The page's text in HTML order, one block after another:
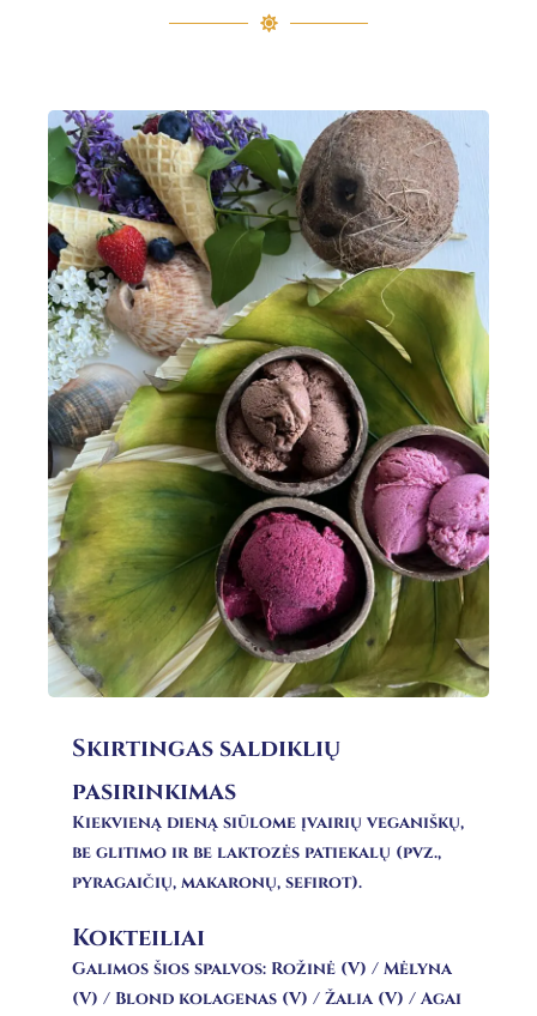
Skirtingas saldiklių
pasirinkimas
Kiekvieną dieną siūlome įvairių veganiškų,
be glitimo ir be laktozės patiekalų (pvz.,
pyragaičių, makaronų, sefirot).
Kokteiliai
Galimos šios spalvos: Rožinė (V) / Mėlyna
(V) / Blond kolagenas (V) / Žalia (V) / Agai